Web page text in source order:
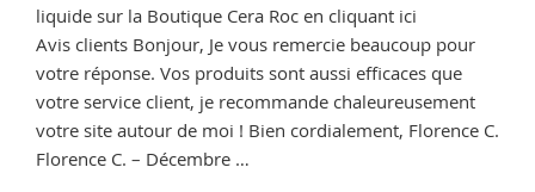
liquide sur la Boutique Cera Roc en cliquant ici
Avis clients Bonjour, Je vous remercie beaucoup pour
votre réponse. Vos produits sont aussi efficaces que
votre service client, je recommande chaleureusement
votre site autour de moi ! Bien cordialement, Florence C.
Florence C. – Décembre …